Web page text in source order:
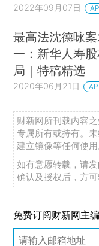
2022年09月07日
最高法沈德咏
一：新华人寿
局｜特稿精选
2020年06月21日
财新网所刊载内容
专属所有或持有。
建立镜像等任何使用
如有意愿转载，请
确认及授权后，方可
免费订阅财新网主